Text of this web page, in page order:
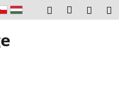
SuchenLogin